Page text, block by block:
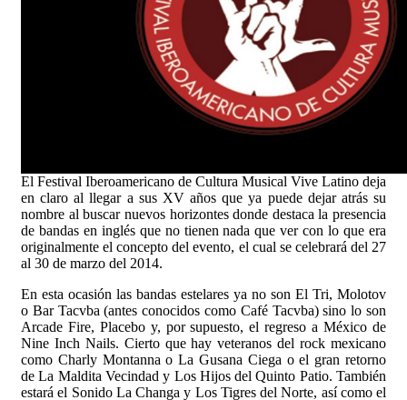
El Festival Iberoamericano de Cultura Musical Vive Latino deja
en claro al llegar a sus XV años que ya puede dejar atrás su
nombre al buscar nuevos horizontes donde destaca la presencia
de bandas en inglés que no tienen nada que ver con lo que era
originalmente el concepto del evento, el cual se celebrará del 27
al 30 de marzo del 2014.
En esta ocasión las bandas estelares ya no son El Tri, Molotov
o Bar Tacvba (antes conocidos como Café Tacvba) sino lo son
Arcade Fire, Placebo y, por supuesto, el regreso a México de
Nine Inch Nails. Cierto que hay veteranos del rock mexicano
como Charly Montanna o La Gusana Ciega o el gran retorno
de La Maldita Vecindad y Los Hijos del Quinto Patio. También
estará el Sonido La Changa y Los Tigres del Norte, así como el